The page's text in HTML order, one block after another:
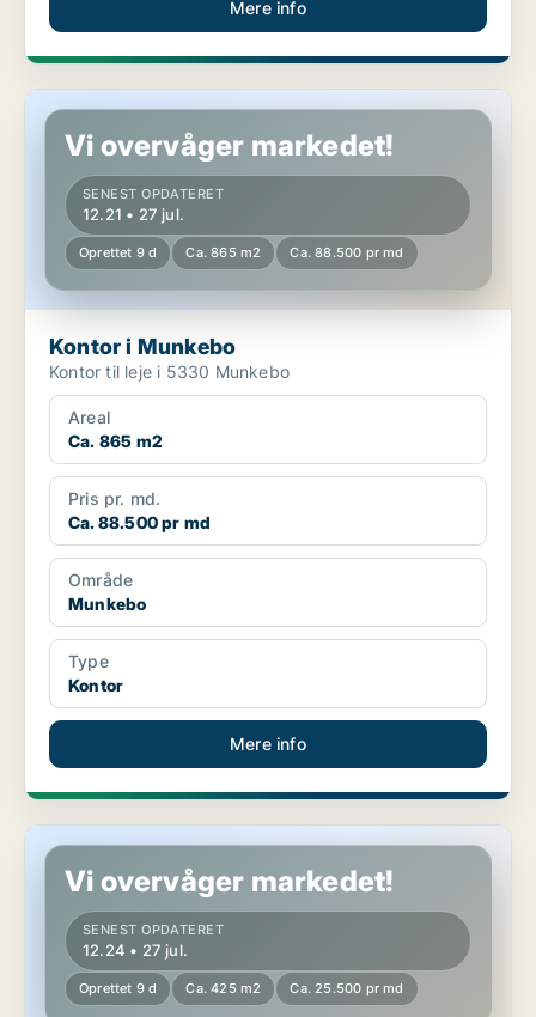
Mere info
Kontor i Munkebo
Vi overvåger markedet!
SENEST OPDATERET
12.21 • 27 jul.
Oprettet 9 d Ca. 865 m2 Ca. 88.500 pr md
Kontor i Munkebo
Kontor til leje i 5330 Munkebo
Areal
Ca. 865 m2
Pris pr. md.
Ca. 88.500 pr md
Område
Munkebo
Type
Kontor
Mere info
Erhvervslokaler i Munkebo
Vi overvåger markedet!
SENEST OPDATERET
12.24 • 27 jul.
Oprettet 9 d Ca. 425 m2 Ca. 25.500 pr md